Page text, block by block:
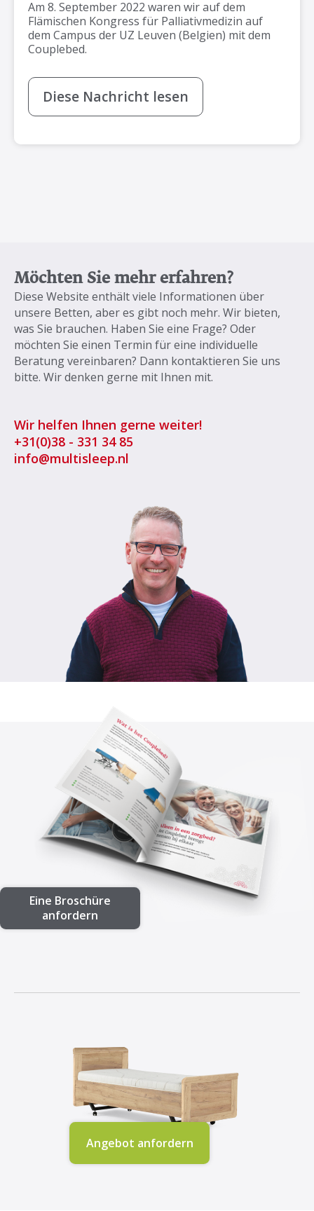
Am 8. September 2022 waren wir auf dem
Flämischen Kongress für Palliativmedizin auf
dem Campus der UZ Leuven (Belgien) mit dem
Couplebed.
Diese Nachricht lesen
Möchten Sie mehr erfahren?
Diese Website enthält viele Informationen über
unsere Betten, aber es gibt noch mehr. Wir bieten,
was Sie brauchen. Haben Sie eine Frage? Oder
möchten Sie einen Termin für eine individuelle
Beratung vereinbaren? Dann kontaktieren Sie uns
bitte. Wir denken gerne mit Ihnen mit.
Wir helfen Ihnen gerne weiter!
+31(0)38 - 331 34 85
info@multisleep.nl
Eine Broschüre
anfordern
Angebot anfordern